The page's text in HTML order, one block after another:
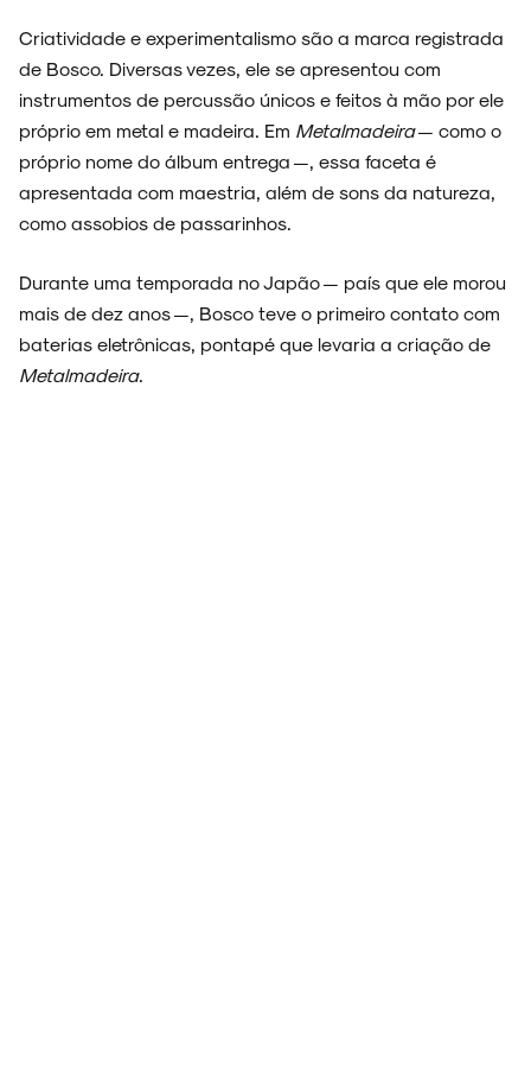
Criatividade e experimentalismo são a marca registrada
de Bosco. Diversas vezes, ele se apresentou com
instrumentos de percussão únicos e feitos à mão por ele
próprio em metal e madeira. Em Metalmadeira— como o
próprio nome do álbum entrega —, essa faceta é
apresentada com maestria, além de sons da natureza,
como assobios de passarinhos.
Durante uma temporada no Japão — país que ele morou
mais de dez anos —, Bosco teve o primeiro contato com
baterias eletrônicas, pontapé que levaria a criação de
Metalmadeira.